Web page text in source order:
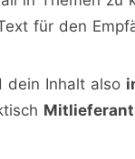
für den
dein Inhalt also